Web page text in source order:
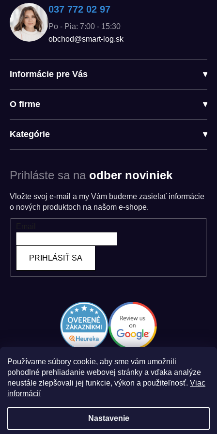
Používame súbory cookie, aby sme vám umožnili
pohodlné prehliadanie webovej stránky a vďaka analýze
neustále zlepšovali jej funkcie, výkon a použiteľnosť. Viac
informácií
Nastavenie
037 772 02 97
Po - Pia: 7:00 - 15:30
obchod@smart-log.sk
Informácie pre Vás ▾
O firme ▾
Kategórie ▾
Prihláste sa na odber noviniek
Vložte svoj e-mail a my Vám budeme zasielať informácie
o nových produktoch na našom e-shope.
PRIHLÁSIŤ SA
Zásady spracovania osobných údajov
Obchodné podmienky